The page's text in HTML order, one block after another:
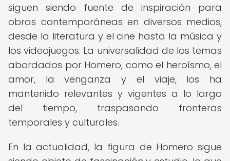
siguen siendo fuente de inspiración para
obras contemporáneas en diversos medios,
desde la literatura y el cine hasta la música y
los videojuegos. La universalidad de los temas
abordados por Homero, como el heroísmo, el
amor, la venganza y el viaje, los ha
mantenido relevantes y vigentes a lo largo
del tiempo, traspasando fronteras
temporales y culturales.
En la actualidad, la figura de Homero sigue